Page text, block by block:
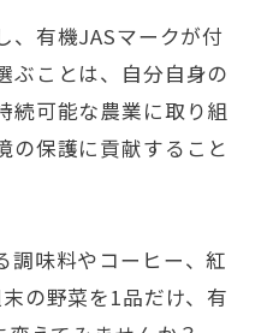
、有機JASマークが付
ぶことは、自分自身の
続可能な農業に取り組
の保護に貢献すること
調味料やコーヒー、紅
の野菜を1品だけ、有